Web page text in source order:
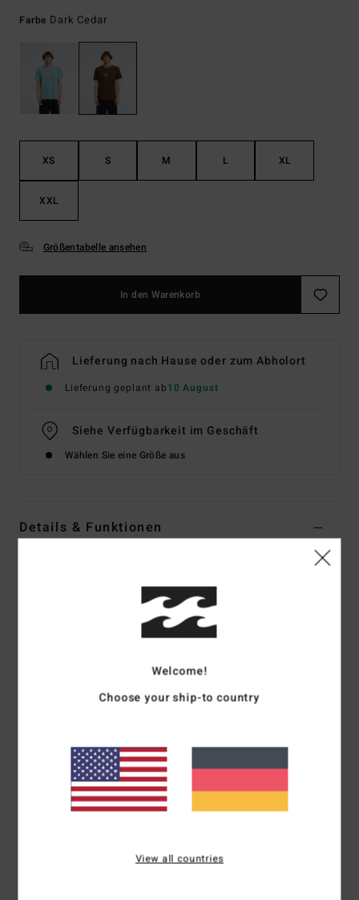
Farbe Dark Cedar
XS S M L XL
XXL
Größentabelle ansehen
In den Warenkorb
Lieferung nach Hause oder zum Abholort
Lieferung geplant ab10 August
Siehe Verfügbarkeit im Geschäft
Wählen Sie eine Größe aus
Details & Funktionen
Farbcodecsr0
Flaggenlabel an der Seitennaht
Wave-Wash-Finish
Welcome!
Choose your ship-to country
View all countries